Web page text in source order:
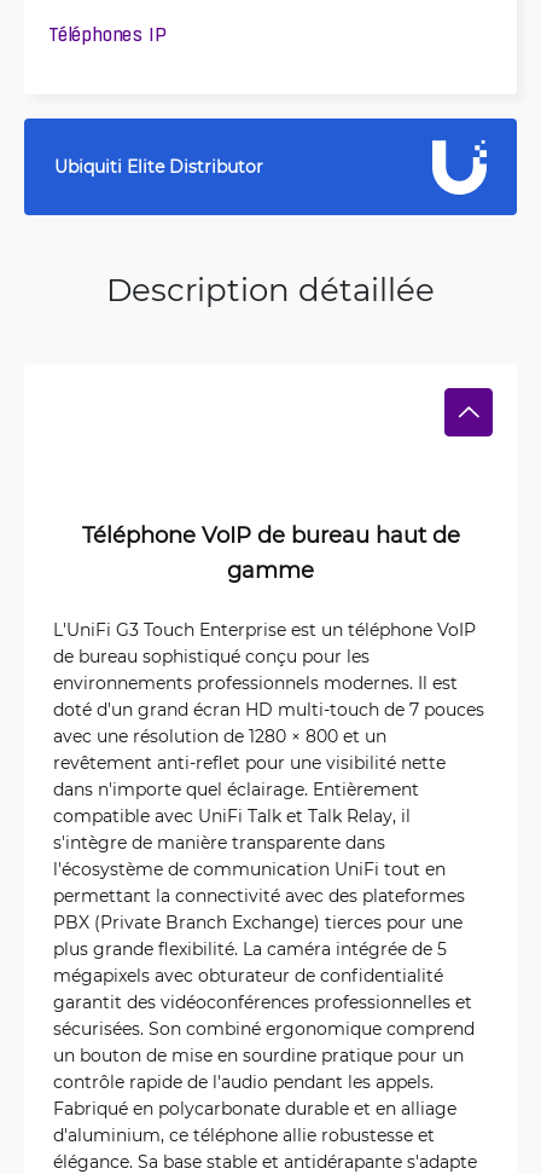
Téléphones IP
Ubiquiti Elite Distributor
Description détaillée
Téléphone VoIP de bureau haut de
gamme
L'UniFi G3 Touch Enterprise est un téléphone VoIP
de bureau sophistiqué conçu pour les
environnements professionnels modernes. Il est
doté d'un grand écran HD multi-touch de 7 pouces
avec une résolution de 1280 × 800 et un
revêtement anti-reflet pour une visibilité nette
dans n'importe quel éclairage. Entièrement
compatible avec UniFi Talk et Talk Relay, il
s'intègre de manière transparente dans
l'écosystème de communication UniFi tout en
permettant la connectivité avec des plateformes
PBX (Private Branch Exchange) tierces pour une
plus grande flexibilité. La caméra intégrée de 5
mégapixels avec obturateur de confidentialité
garantit des vidéoconférences professionnelles et
sécurisées. Son combiné ergonomique comprend
un bouton de mise en sourdine pratique pour un
contrôle rapide de l'audio pendant les appels.
Fabriqué en polycarbonate durable et en alliage
d'aluminium, ce téléphone allie robustesse et
élégance. Sa base stable et antidérapante s'adapte